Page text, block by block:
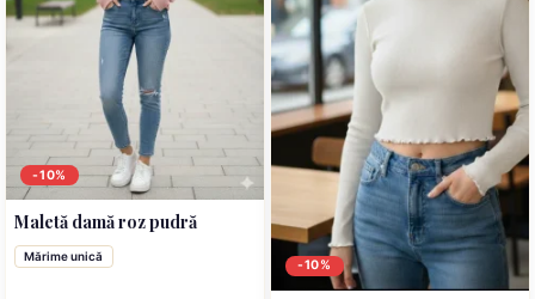
-10%
Maletă damă roz pudră
Mărime unică
-10%